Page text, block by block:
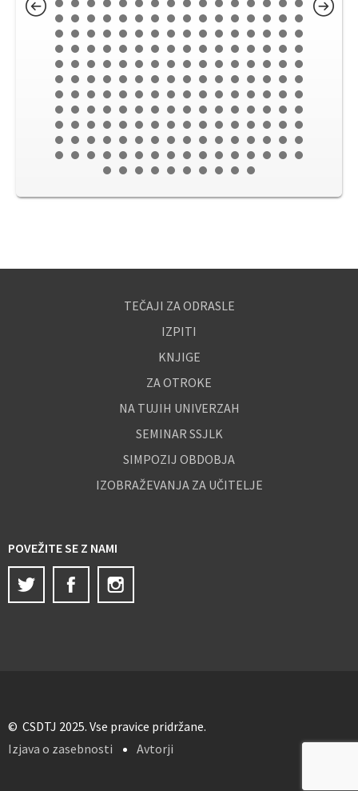
TEČAJI ZA ODRASLE
IZPITI
KNJIGE
ZA OTROKE
NA TUJIH UNIVERZAH
SEMINAR SSJLK
SIMPOZIJ OBDOBJA
IZOBRAŽEVANJA ZA UČITELJE
POVEŽITE SE Z NAMI
Twitter
Facebook
© CSDTJ 2025. Vse pravice pridržane.
Izjava o zasebnosti
Avtorji